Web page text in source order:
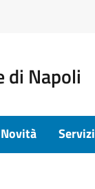
di Napoli
Novità Servizi